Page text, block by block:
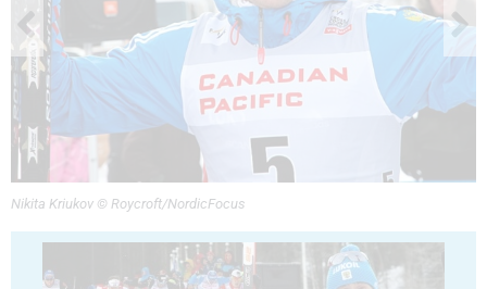
Nikita Kriukov © Roycroft/NordicFocus